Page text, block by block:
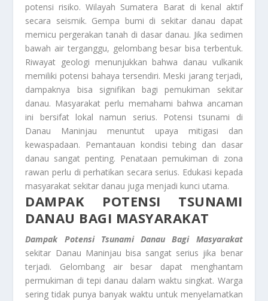
potensi risiko. Wilayah Sumatera Barat di kenal aktif
secara seismik. Gempa bumi di sekitar danau dapat
memicu pergerakan tanah di dasar danau. Jika sedimen
bawah air terganggu, gelombang besar bisa terbentuk.
Riwayat geologi menunjukkan bahwa danau vulkanik
memiliki potensi bahaya tersendiri. Meski jarang terjadi,
dampaknya bisa signifikan bagi pemukiman sekitar
danau. Masyarakat perlu memahami bahwa ancaman
ini bersifat lokal namun serius. Potensi tsunami di
Danau Maninjau menuntut upaya mitigasi dan
kewaspadaan. Pemantauan kondisi tebing dan dasar
danau sangat penting. Penataan pemukiman di zona
rawan perlu di perhatikan secara serius. Edukasi kepada
masyarakat sekitar danau juga menjadi kunci utama.
DAMPAK POTENSI TSUNAMI
DANAU BAGI MASYARAKAT
Dampak Potensi Tsunami Danau Bagi Masyarakat
sekitar Danau Maninjau bisa sangat serius jika benar
terjadi. Gelombang air besar dapat menghantam
permukiman di tepi danau dalam waktu singkat. Warga
sering tidak punya banyak waktu untuk menyelamatkan